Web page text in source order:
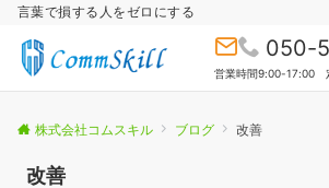
言葉で損する人をゼロにする
050-
営業時間9:00-17:00
株式会社コムスキル ブログ 改善
改善